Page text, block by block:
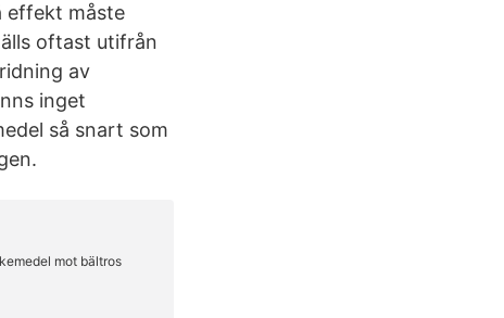
effekt måste
oftast utifrån
av
inget
så snart som